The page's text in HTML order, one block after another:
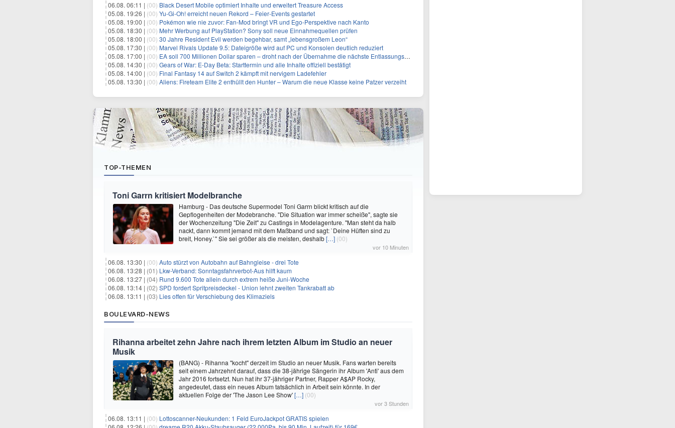
06.08. 06:11 | (00) Black Desert Mobile optimiert Inhalte und erweitert Treasure Access
05.08. 19:26 | (00) Yu‑Gi‑Oh! erreicht neuen Rekord – Feier‑Events gestartet
05.08. 19:00 | (00) Pokémon wie nie zuvor: Fan-Mod bringt VR und Ego-Perspektive nach Kanto
05.08. 18:30 | (00) Mehr Werbung auf PlayStation? Sony soll neue Einnahmequellen prüfen
05.08. 18:00 | (00) 30 Jahre Resident Evil werden begehbar, samt „lebensgroßem Leon“
05.08. 17:30 | (00) Marvel Rivals Update 9.5: Dateigröße wird auf PC und Konsolen deutlich reduziert
05.08. 17:00 | (00) EA soll 700 Millionen Dollar sparen – droht nach der Übernahme die nächste Entlassungswelle?
05.08. 14:30 | (00) Gears of War: E-Day Beta: Starttermin und alle Inhalte offiziell bestätigt
05.08. 14:00 | (00) Final Fantasy 14 auf Switch 2 kämpft mit nervigem Ladefehler
05.08. 13:30 | (00) Aliens: Fireteam Elite 2 enthüllt den Hunter – Warum die neue Klasse keine Patzer verzeiht
TOP-THEMEN
Toni Garrn kritisiert Modelbranche
Hamburg - Das deutsche Supermodel Toni Garrn blickt kritisch auf die
Gepflogenheiten der Modebranche. "Die Situation war immer scheiße", sagte sie
der Wochenzeitung "Die Zeit" zu Castings in Modelagenture. "Man steht da halb
nackt, dann kommt jemand mit dem Maßband und sagt: `Deine Hüften sind zu
breit, Honey.`" Sie sei größer als die meisten, deshalb[…] (00)
vor 10 Minuten
06.08. 13:30 | (00) Auto stürzt von Autobahn auf Bahngleise - drei Tote
06.08. 13:28 | (01) Lkw-Verband: Sonntagsfahrverbot-Aus hilft kaum
06.08. 13:27 | (04) Rund 9.600 Tote allein durch extrem heiße Juni-Woche
06.08. 13:14 | (02) SPD fordert Spritpreisdeckel - Union lehnt zweiten Tankrabatt ab
06.08. 13:11 | (03) Lies offen für Verschiebung des Klimaziels
BOULEVARD-NEWS
Rihanna arbeitet zehn Jahre nach ihrem letzten Album im Studio an neuer
Musik
(BANG) - Rihanna "kocht" derzeit im Studio an neuer Musik. Fans warten bereits
seit einem Jahrzehnt darauf, dass die 38-jährige Sängerin ihr Album 'Anti' aus dem
Jahr 2016 fortsetzt. Nun hat ihr 37-jähriger Partner, Rapper A$AP Rocky,
angedeutet, dass ein neues Album tatsächlich in Arbeit sein könnte. In der
aktuellen Folge der 'The Jason Lee Show'[…] (00)
vor 3 Stunden
06.08. 13:11 | (00) Lottoscanner-Neukunden: 1 Feld EuroJackpot GRATIS spielen